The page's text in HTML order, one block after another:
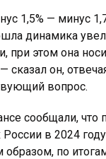
1,5% — минус
динамика
при этом она
сказал он,
вопрос.
сообщали, что
в 2024
образом, по